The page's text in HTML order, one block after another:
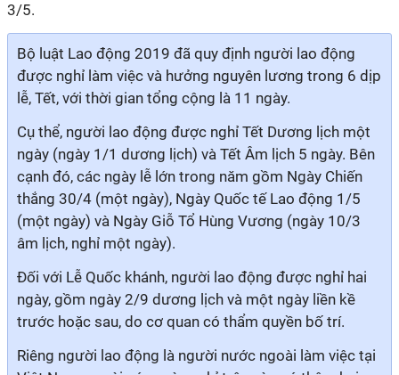
3/5.
Bộ luật Lao động 2019 đã quy định người lao động
được nghỉ làm việc và hưởng nguyên lương trong 6 dịp
lễ, Tết, với thời gian tổng cộng là 11 ngày.
Cụ thể, người lao động được nghỉ Tết Dương lịch một
ngày (ngày 1/1 dương lịch) và Tết Âm lịch 5 ngày. Bên
cạnh đó, các ngày lễ lớn trong năm gồm Ngày Chiến
thắng 30/4 (một ngày), Ngày Quốc tế Lao động 1/5
(một ngày) và Ngày Giỗ Tổ Hùng Vương (ngày 10/3
âm lịch, nghỉ một ngày).
Đối với Lễ Quốc khánh, người lao động được nghỉ hai
ngày, gồm ngày 2/9 dương lịch và một ngày liền kề
trước hoặc sau, do cơ quan có thẩm quyền bố trí.
Riêng người lao động là người nước ngoài làm việc tại